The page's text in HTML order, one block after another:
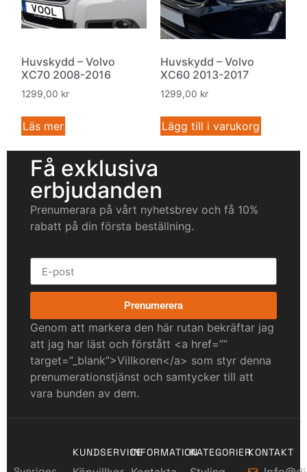
Huvskydd – Volvo
XC70 2008-2016
1299,00 kr
Läs mer
Huvskydd – Volvo
XC60 2013-2017
1299,00 kr
Lägg till i varukorg
Få exklusiva
erbjudanden
Prenumerara på vårt nyhetsbrev och få 10%
rabatt på din första beställning.
Prenumerera
Genom att markera den här rutan bekräftar jag
att jag har läst och förstått <a href=””
target=”_blank”>Villkoren</a> som styr denna
prenumerationstjänst och samtycker till att
vara bunden av dem.
KUNDSERVICEINFORMATIONKATEGORIERKONTAKT